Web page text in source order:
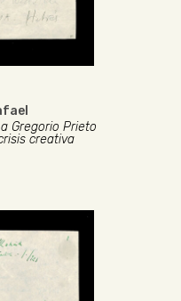
Gregorio Prieto
creativa